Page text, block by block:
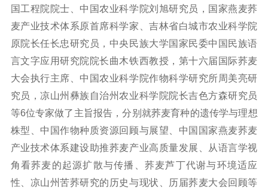
国工程院院士、中国农业科学院刘旭研究员，国家燕麦荞
麦产业技术体系原首席科学家、吉林省白城市农业科学院
原院长任长忠研究员，中央民族大学国家民委中国民族语
言文字应用研究院院长曲木铁西教授，第十六届国际荞麦
大会执行主席、中国农业科学院作物科学研究所周美亮研
究员，凉山州彝族自治州农业科学院院长吉色方森研究员
等6位专家做了主旨报告，分别就荞麦育种的遗传学与理想
株型、中国作物种质资源回顾与展望、中国国家燕麦荞麦
产业技术体系建设助推荞麦产业高质量发展、从语言学视
角看荞麦的起源扩散与传播、荞麦芦丁代谢与环境适应
性、凉山州苦荞研究的历史与现状、历届荞麦大会回顾等